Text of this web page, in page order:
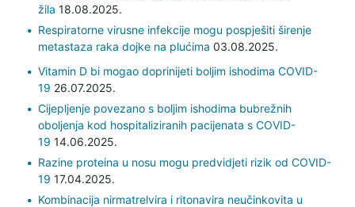
žila 18.08.2025.
Respiratorne virusne infekcije mogu pospješiti širenje
metastaza raka dojke na plućima 03.08.2025.
Vitamin D bi mogao doprinijeti boljim ishodima COVID-
19 26.07.2025.
Cijepljenje povezano s boljim ishodima bubrežnih
oboljenja kod hospitaliziranih pacijenata s COVID-
19 14.06.2025.
Razine proteina u nosu mogu predvidjeti rizik od COVID-
19 17.04.2025.
Kombinacija nirmatrelvira i ritonavira neučinkovita u